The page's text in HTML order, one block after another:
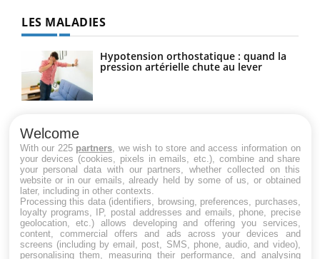
LES MALADIES
Hypotension orthostatique : quand la
pression artérielle chute au lever
Maladie de Charcot (Sclérose latérale
amyotrophique)
Welcome
With our 225 partners , we wish to store and access information on
your devices (cookies, pixels in emails, etc.), combine and share
your personal data with our partners, whether collected on this
website or in our emails, already held by some of us, or obtained
later, including in other contexts.
Processing this data (identifiers, browsing, preferences, purchases,
loyalty programs, IP, postal addresses and emails, phone, precise
geolocation, etc.) allows developing and offering you services,
content, commercial offers and ads across your devices and
screens (including by email, post, SMS, phone, audio, and video),
personalising them, measuring their performance, and analysing